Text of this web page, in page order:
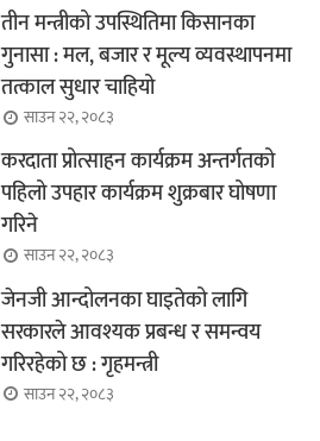
तीन मन्त्रीको उपस्थितिमा किसानका
गुनासा : मल, बजार र मूल्य व्यवस्थापनमा
तत्काल सुधार चाहियो
साउन २२, २०८३
करदाता प्रोत्साहन कार्यक्रम अन्तर्गतको
पहिलो उपहार कार्यक्रम शुक्रबार घोषणा
गरिने
साउन २२, २०८३
जेनजी आन्दोलनका घाइतेको लागि
सरकारले आवश्यक प्रबन्ध र समन्वय
गरिरहेको छ : गृहमन्त्री
साउन २२, २०८३